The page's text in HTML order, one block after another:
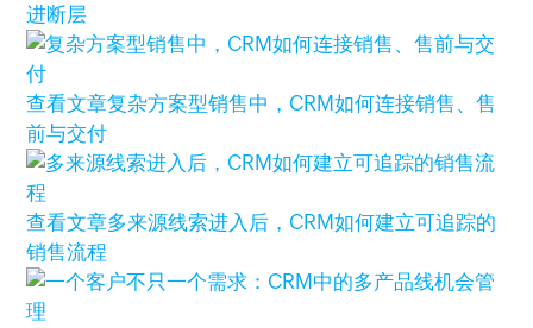
进断层
查看文章复杂方案型销售中，CRM如何连接销售、售
前与交付
查看文章多来源线索进入后，CRM如何建立可追踪的
销售流程